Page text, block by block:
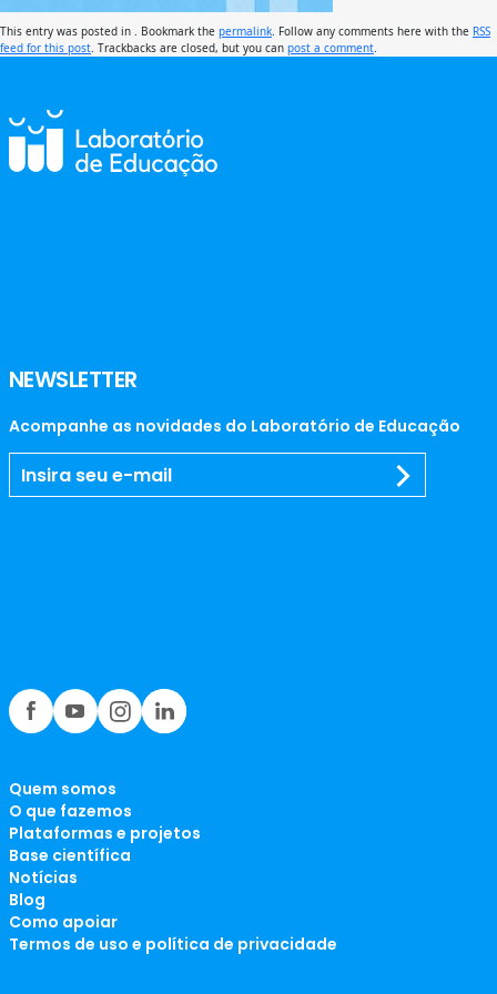
This entry was posted in . Bookmark the permalink . Follow any comments here with the RSS
feed for this post . Trackbacks are closed, but you can post a comment
NEWSLETTER
Acompanhe as novidades do Laboratório de Educação
Quem somos
O que fazemos
Plataformas e projetos
Base científica
Notícias
Blog
Como apoiar
Termos de uso e política de privacidade